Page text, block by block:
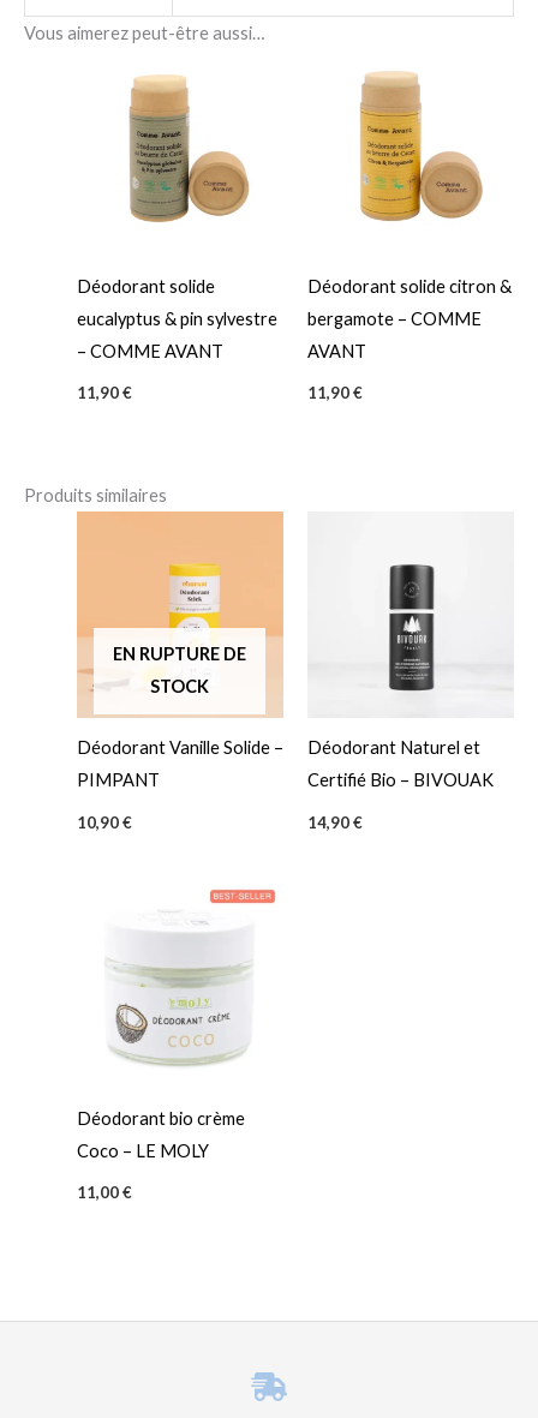
Vous aimerez peut-être aussi…
Déodorant solide
eucalyptus & pin sylvestre
– COMME AVANT
11,90€
Déodorant solide citron &
bergamote – COMME
AVANT
11,90€
Produits similaires
EN RUPTURE DE
STOCK
Déodorant Vanille Solide –
PIMPANT
10,90€
Déodorant Naturel et
Certifié Bio – BIVOUAK
14,90€
Déodorant bio crème
Coco – LE MOLY
11,00€